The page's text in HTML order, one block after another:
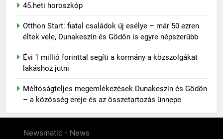
45.heti horoszkóp
Otthon Start: fiatal családok új esélye – már 50 ezren
éltek vele, Dunakeszin és Gödön is egyre népszerűbb
Évi 1 millió forinttal segíti a kormány a közszolgákat
lakáshoz jutni
Méltóságteljes megemlékezések Dunakeszin és Gödön
– a közösség ereje és az összetartozás ünnepe
Newsmatic - News